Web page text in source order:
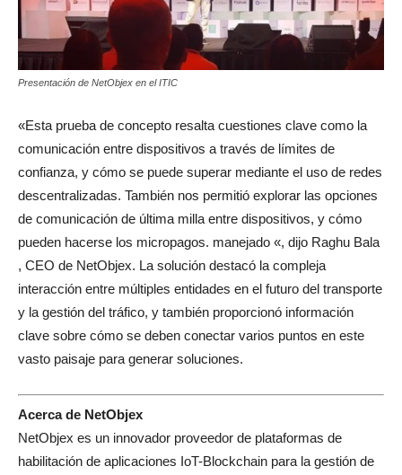
Presentación de NetObjex en el ITIC
«Esta prueba de concepto resalta cuestiones clave como la
comunicación entre dispositivos a través de límites de
confianza, y cómo se puede superar mediante el uso de redes
descentralizadas. También nos permitió explorar las opciones
de comunicación de última milla entre dispositivos, y cómo
pueden hacerse los micropagos. manejado «, dijo Raghu Bala
, CEO de NetObjex. La solución destacó la compleja
interacción entre múltiples entidades en el futuro del transporte
y la gestión del tráfico, y también proporcionó información
clave sobre cómo se deben conectar varios puntos en este
vasto paisaje para generar soluciones.
Acerca de NetObjex
NetObjex es un innovador proveedor de plataformas de
habilitación de aplicaciones IoT-Blockchain para la gestión de